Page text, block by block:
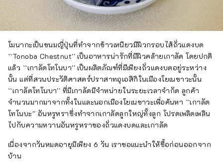
โมนากะเป็นขนมญี่ปุ่นที่ทำจากข้าวเหนียวมีผิวกรอบไส้ถั่วแดงบด
``Tonoba Chestnut'' เป็นอาหารน่ารักที่มีผิวคล้ายเกาลัด โดยปกติ
แล้ว ``เกาลัดโทโนบา'' เป็นผลิตภัณฑ์ที่มีเพียงถั่วแดงบดอยู่ระหว่าง
นั้น แต่ที่สวนประวัติศาสตร์ปราสาทอุเอสึกิในเมืองโยเนซาวะนั้น
``เกาลัดโทโนบา'' ที่มีเกาลัดมีจำหน่ายในระยะเวลาจำกัด ลูกค้า
จำนวนมากมาจากทั้งในและนอกเมืองโยเนซาวะเพื่อค้นหา ``เกาลัด
โทโนบะ'' อันหรูหราซึ่งทำจากเกาลัดลูกใหญ่ทั้งลูก โปรดเพลิดเพลิน
ไปกับความหวานอันหรูหราของถั่วแดงบดและเกาลัด
เนื่องจากวันหมดอายุมีเพียง 6 วัน เราขอแนะนำให้ซื้อก่อนออกจาก
บ้าน